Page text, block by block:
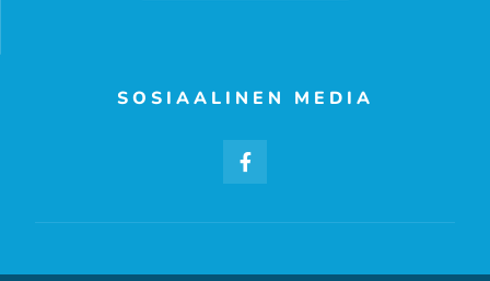
SOSIAALINEN MEDIA